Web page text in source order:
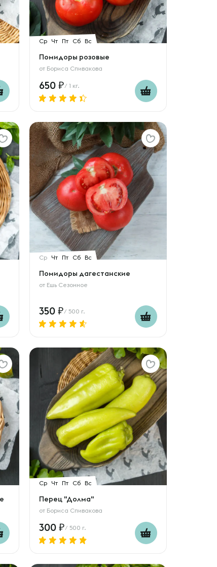
Ср Чт Пт Сб Вс
Помидоры розовые
от Бориса Спивакова
650 / 1 кг.
Ср Чт Пт Сб Вс
Помидоры дагестанские
от Ешь Сезонное
350 / 500 г.
Ср Чт Пт Сб Вс
Перец "Долма"
от Бориса Спивакова
300 / 500 г.